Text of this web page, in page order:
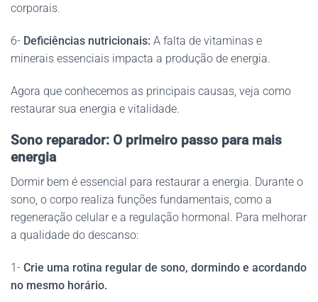
corporais.
6- Deficiências nutricionais: A falta de vitaminas e
minerais essenciais impacta a produção de energia.
Agora que conhecemos as principais causas, veja como
restaurar sua energia e vitalidade.
Sono reparador: O primeiro passo para mais
energia
Dormir bem é essencial para restaurar a energia. Durante o
sono, o corpo realiza funções fundamentais, como a
regeneração celular e a regulação hormonal. Para melhorar
a qualidade do descanso:
1- Crie uma rotina regular de sono, dormindo e acordando
no mesmo horário.